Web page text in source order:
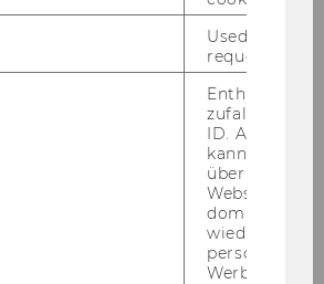
Standesrecht für Anwält:innen
Der automatisierte Bescheid im
Richterliche Unabhängigkeit und
Rechtsschutz und Einsatz
künstlicher Intelligenz in Justiz
Used to
request rate.
Enthält eine
ID. Anhand
kann Google
über
Websites
Werbung